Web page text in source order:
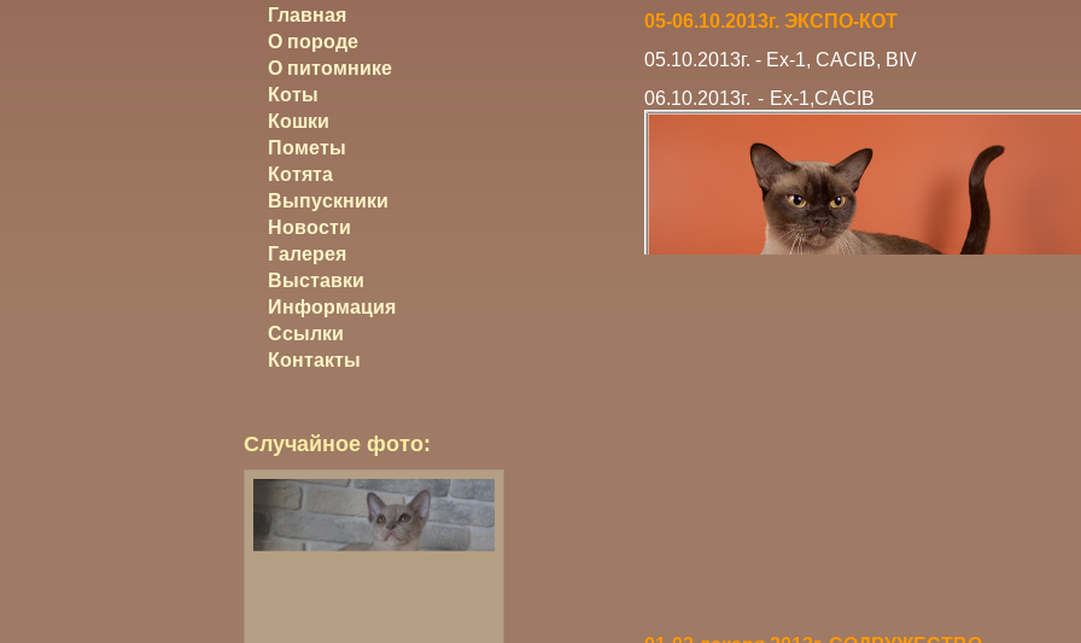
05-06.10.2013г. ЭКСПО-КОТ
05.10.2013г. - Ех-1, САСIB, BIV
06.10.2013г. -
Главная
О породе
О питомнике
Коты
Кошки
Пометы
Котята
Выпускники
Новости
Галерея
Выставки
Информация
Ссылки
Контакты
Случайное фото: